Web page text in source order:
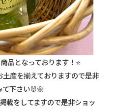
品となっております！⭐
産を揃えておりますので是非
て下さい🐰🌼
載をしてますので是非ショッ